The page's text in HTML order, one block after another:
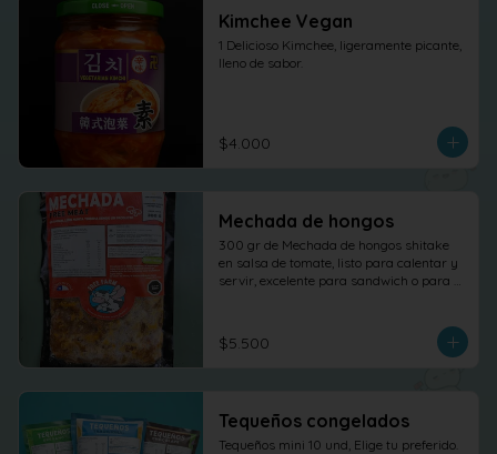
Kimchee Vegan
1 Delicioso Kimchee, ligeramente picante,
lleno de sabor.
$4.000
Mechada de hongos
300 gr de Mechada de hongos shitake
en salsa de tomate, listo para calentar y
servir, excelente para sandwich o para
$5.500
Tequeños congelados
Tequeños mini 10 und, Elige tu preferido.